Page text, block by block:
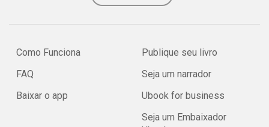
Como Funciona
FAQ
Baixar o app
Publique seu livro
Seja um narrador
Ubook for business
Seja um Embaixador